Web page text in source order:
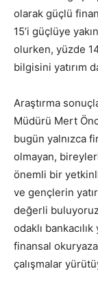
olarak güçlü
15’i güçlüye
olurken, yüzde
bilgisini yatırım
Araştırma
Müdürü Mert
bugün yalnızca
olmayan,
önemli bir
ve gençlerin
değerli
odaklı
finansal
çalışmalar